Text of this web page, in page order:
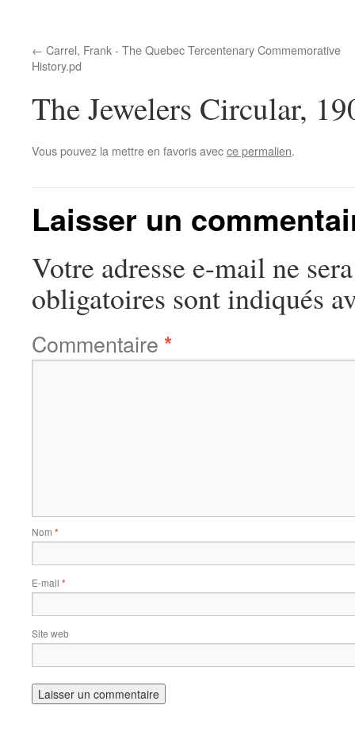
Carrel, Frank - The Quebec Tercentenary Commemorative
History.pd
The Jewelers Circular,
Vous pouvez la mettre en favoris avecce permalien.
Laisser un
Votre adresse e-mail ne
obligatoires sont indiqués
Commentaire *
Nom *
E-mail *
Site web